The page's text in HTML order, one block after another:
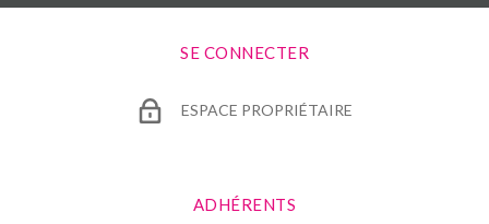
SE CONNECTER
ESPACE PROPRIÉTAIRE
ADHÉRENTS